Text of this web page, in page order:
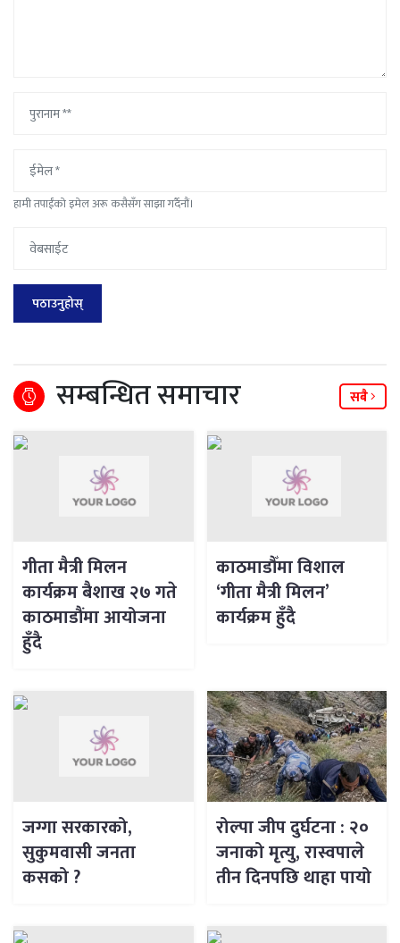
हामी तपाईंको इमेल अरू कसैसँग साझा गर्दैनौं।
सम्बन्धित समाचार सबै
गीता मैत्री मिलन
कार्यक्रम बैशाख २७ गते
काठमाडौंमा आयोजना
हुँदै
काठमाडौँमा विशाल
‘गीता मैत्री मिलन’
कार्यक्रम हुँदै
जग्गा सरकारको,
सुकुमवासी जनता
कसको ?
रोल्पा जीप दुर्घटना : २०
जनाको मृत्यु, रास्वपाले
तीन दिनपछि थाहा पायो